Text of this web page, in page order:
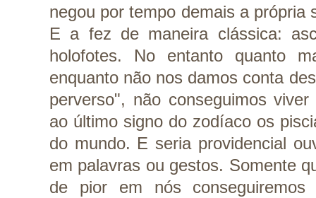
negou por tempo demais a própria
E a fez de maneira clássica:
holofotes. No entanto quanto
enquanto não nos damos conta
perverso", não conseguimos
ao último signo do zodíaco os
do mundo. E seria providencial
em palavras ou gestos. Somente
de pior em nós